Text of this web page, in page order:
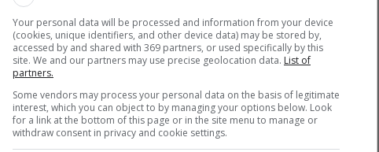
dhe një vështrimi, Alicja thjesht pëshpëriti:
u largua.
në TikTok dhe platformën X. Disa
interpretues ndoshta kishin marrë udhëzime të
Your personal data will be processed and information from your device
(cookies, unique identifiers, and other device data) may be stored by,
accessed by and shared with 369 partners, or used specifically by this
site. We and our partners may use precise geolocation data. List of
partners.
Some vendors may process your personal data on the basis of legitimate
interest, which you can object to by managing your options below. Look
for a link at the bottom of this page or in the site menu to manage or
withdraw consent in privacy and cookie settings.